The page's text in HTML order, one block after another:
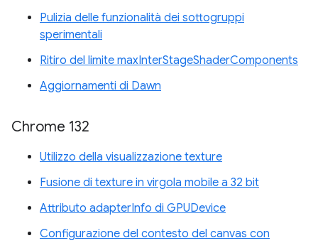
Pulizia delle funzionalità dei sottogruppi
sperimentali
Ritiro del limite maxInterStageShaderComponents
Aggiornamenti di Dawn
Chrome 132
Utilizzo della visualizzazione texture
Fusione di texture in virgola mobile a 32 bit
Attributo adapterInfo di GPUDevice
Configurazione del contesto del canvas con